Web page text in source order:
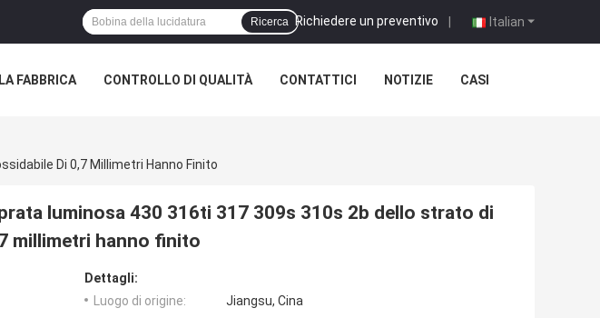
Italian
Richiedere un preventivo |
Ricerca
FABBRICA CONTROLLO DI QUALITÀ CONTATTICI NOTIZIE CASI
Di 0,7 Millimetri Hanno Finito
luminosa 430 316ti 317 309s 310s 2b dello strato di
millimetri hanno finito
Dettagli:
Luogo di origine:
Jiangsu, Cina